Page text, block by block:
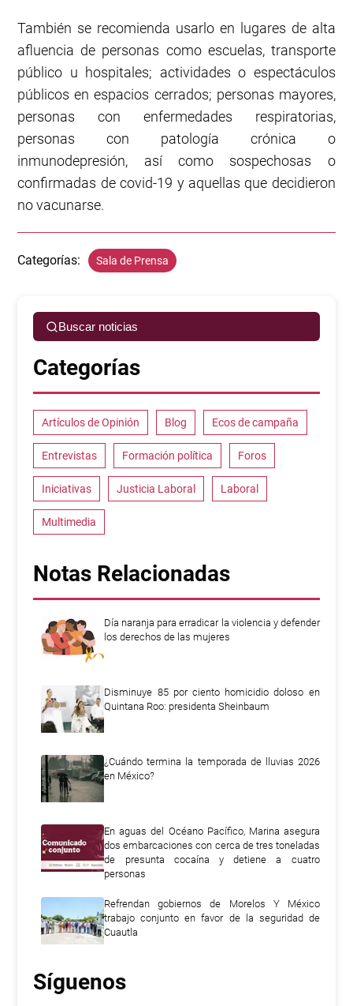
También se recomienda usarlo en lugares de alta
afluencia de personas como escuelas, transporte
público u hospitales; actividades o espectáculos
públicos en espacios cerrados; personas mayores,
personas con enfermedades respiratorias,
personas con patología crónica o
inmunodepresión, así como sospechosas o
confirmadas de covid-19 y aquellas que decidieron
no vacunarse.
Categorías: Sala de Prensa
Buscar noticias
Categorías
Artículos de Opinión Blog Ecos de campaña
Entrevistas Formación política Foros
Iniciativas Justicia Laboral Laboral
Multimedia
Notas Relacionadas
Día naranja para erradicar la violencia y defender
los derechos de las mujeres
Disminuye 85 por ciento homicidio doloso en
Quintana Roo: presidenta Sheinbaum
¿Cuándo termina la temporada de lluvias 2026
en México?
En aguas del Océano Pacífico, Marina asegura
dos embarcaciones con cerca de tres toneladas
de presunta cocaína y detiene a cuatro
personas
Refrendan gobiernos de Morelos Y México
trabajo conjunto en favor de la seguridad de
Cuautla
Síguenos